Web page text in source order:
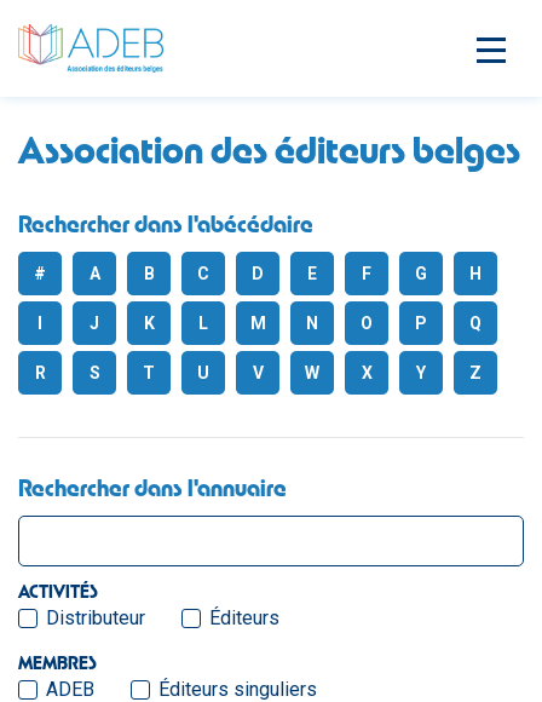
Association des éditeurs belges
Rechercher dans l'abécédaire
# A B C D E F G H
J K L M N O P Q
R S T U V W X Y Z
Rechercher dans l'annuaire
ACTIVITÉS
Distributeur Éditeurs
MEMBRES
ADEB
Éditeurs singuliers